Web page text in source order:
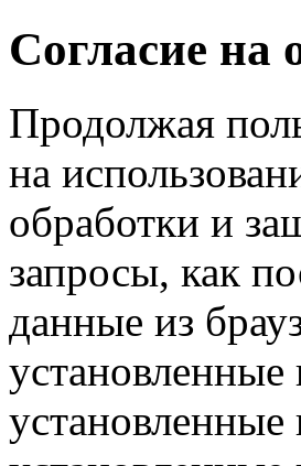
Согласие на
Продолжая
на
обработки и
запросы, как
данные из
установленные